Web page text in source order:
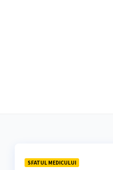
SFATUL MEDICULUI